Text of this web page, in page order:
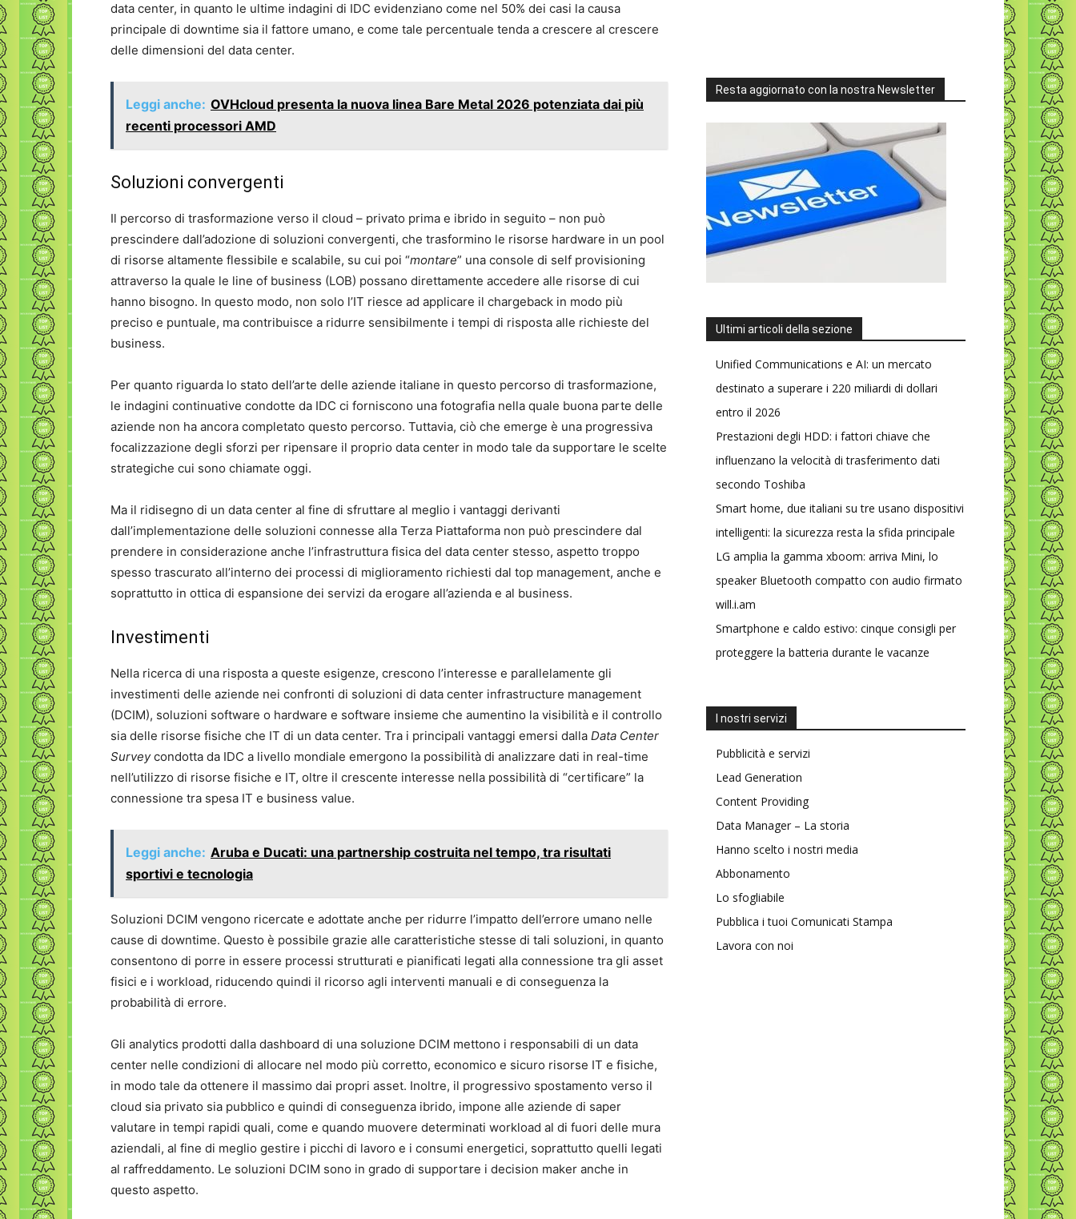
data center, in quanto le ultime indagini di IDC evidenziano come nel 50% dei casi la causa
principale di downtime sia il fattore umano, e come tale percentuale tenda a crescere al crescere
delle dimensioni del data center.
Leggi anche: OVHcloud presenta la nuova linea Bare Metal 2026 potenziata dai più
recenti processori AMD
Soluzioni convergenti
Il percorso di trasformazione verso il cloud – privato prima e ibrido in seguito – non può
prescindere dall’adozione di soluzioni convergenti, che trasformino le risorse hardware in un pool
di risorse altamente flessibile e scalabile, su cui poi “montare” una console di self provisioning
attraverso la quale le line of business (LOB) possano direttamente accedere alle risorse di cui
hanno bisogno. In questo modo, non solo l’IT riesce ad applicare il chargeback in modo più
preciso e puntuale, ma contribuisce a ridurre sensibilmente i tempi di risposta alle richieste del
business.
Per quanto riguarda lo stato dell’arte delle aziende italiane in questo percorso di trasformazione,
le indagini continuative condotte da IDC ci forniscono una fotografia nella quale buona parte delle
aziende non ha ancora completato questo percorso. Tuttavia, ciò che emerge è una progressiva
focalizzazione degli sforzi per ripensare il proprio data center in modo tale da supportare le scelte
strategiche cui sono chiamate oggi.
Ma il ridisegno di un data center al fine di sfruttare al meglio i vantaggi derivanti
dall’implementazione delle soluzioni connesse alla Terza Piattaforma non può prescindere dal
prendere in considerazione anche l’infrastruttura fisica del data center stesso, aspetto troppo
spesso trascurato all’interno dei processi di miglioramento richiesti dal top management, anche e
soprattutto in ottica di espansione dei servizi da erogare all’azienda e al business.
Investimenti
Nella ricerca di una risposta a queste esigenze, crescono l’interesse e parallelamente gli
investimenti delle aziende nei confronti di soluzioni di data center infrastructure management
(DCIM), soluzioni software o hardware e software insieme che aumentino la visibilità e il controllo
sia delle risorse fisiche che IT di un data center. Tra i principali vantaggi emersi dalla Data Center
Surveycondotta da IDC a livello mondiale emergono la possibilità di analizzare dati in real-time
nell’utilizzo di risorse fisiche e IT, oltre il crescente interesse nella possibilità di “certificare” la
connessione tra spesa IT e business value.
Leggi anche: Aruba e Ducati: una partnership costruita nel tempo, tra risultati
sportivi e tecnologia
Soluzioni DCIM vengono ricercate e adottate anche per ridurre l’impatto dell’errore umano nelle
cause di downtime. Questo è possibile grazie alle caratteristiche stesse di tali soluzioni, in quanto
consentono di porre in essere processi strutturati e pianificati legati alla connessione tra gli asset
fisici e i workload, riducendo quindi il ricorso agli interventi manuali e di conseguenza la
probabilità di errore.
Gli analytics prodotti dalla dashboard di una soluzione DCIM mettono i responsabili di un data
center nelle condizioni di allocare nel modo più corretto, economico e sicuro risorse IT e fisiche,
in modo tale da ottenere il massimo dai propri asset. Inoltre, il progressivo spostamento verso il
cloud sia privato sia pubblico e quindi di conseguenza ibrido, impone alle aziende di saper
valutare in tempi rapidi quali, come e quando muovere determinati workload al di fuori delle mura
aziendali, al fine di meglio gestire i picchi di lavoro e i consumi energetici, soprattutto quelli legati
al raffreddamento. Le soluzioni DCIM sono in grado di supportare i decision maker anche in
questo aspetto.
Resta aggiornato con la nostra Newsletter
Ultimi articoli della sezione
Unified Communications e AI: un mercato
destinato a superare i 220 miliardi di dollari
entro il 2026
Prestazioni degli HDD: i fattori chiave che
influenzano la velocità di trasferimento dati
secondo Toshiba
Smart home, due italiani su tre usano dispositivi
intelligenti: la sicurezza resta la sfida principale
LG amplia la gamma xboom: arriva Mini, lo
speaker Bluetooth compatto con audio firmato
will.i.am
Smartphone e caldo estivo: cinque consigli per
proteggere la batteria durante le vacanze
I nostri servizi
Pubblicità e servizi
Lead Generation
Content Providing
Data Manager – La storia
Hanno scelto i nostri media
Abbonamento
Lo sfogliabile
Pubblica i tuoi Comunicati Stampa
Lavora con noi